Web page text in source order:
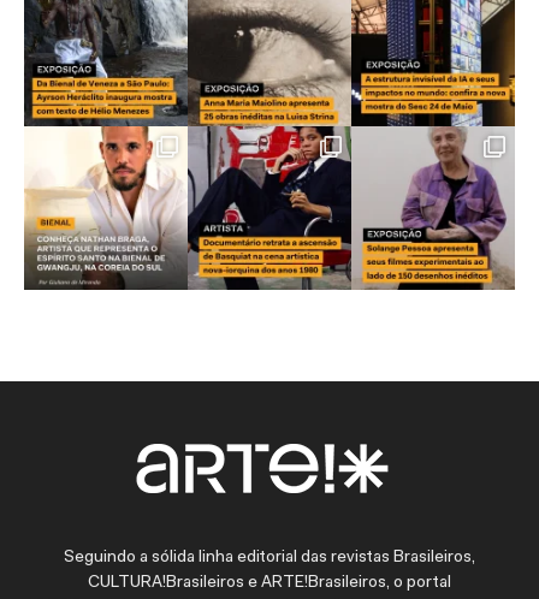
Seguindo a sólida linha editorial das revistas Brasileiros,
CULTURA!Brasileiros e ARTE!Brasileiros, o portal